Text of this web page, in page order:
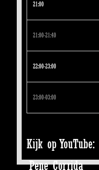
21:00
21:00-21:40
22:00-23:00
23:00-03:00
Kijk op YouTube:
Pene Corrida